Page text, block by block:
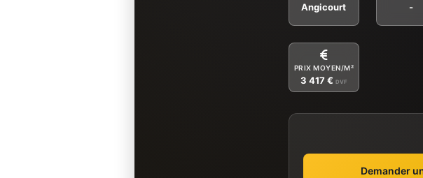
Angicourt -
PRIX MOYEN/M²
3 417 € DVF
Demander